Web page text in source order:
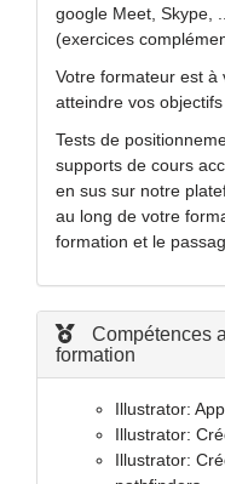
google Meet, Skype,
(exercices
Votre formateur est à
atteindre vos
Tests de
supports de cours
en sus sur notre
au long de votre
formation et le
Compétences
formation
Illustrator:
Illustrator:
Illustrator: